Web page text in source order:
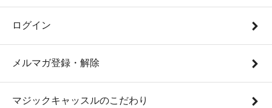
ログイン
メルマガ登録・解除
マジックキャッスルのこだわり